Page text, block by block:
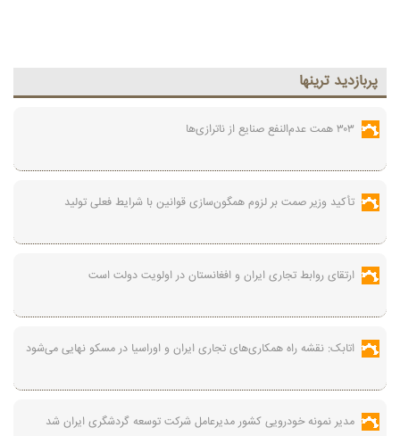
پربازديد ترينها
۳۰۳ همت عدم‌النفع صنایع از ناترازی‌ها
تأکید وزیر صمت بر لزوم همگون‌سازی قوانین با شرایط فعلی تولید
ارتقای روابط تجاری ایران و افغانستان در اولویت دولت است
اتابک: نقشه راه همکاری‌های تجاری ایران و اوراسیا در مسکو نهایی می‌شود
مدیر نمونه خودرویی کشور مدیرعامل شرکت توسعه گردشگری ایران شد